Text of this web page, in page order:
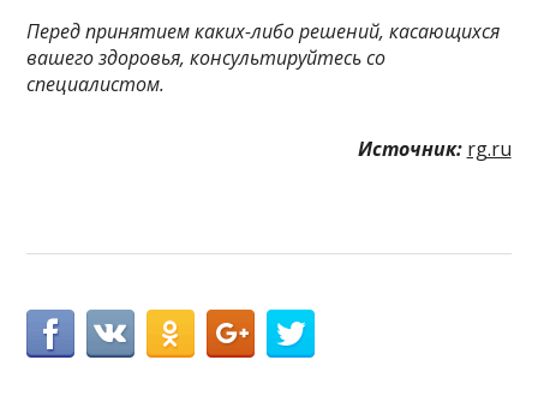
Перед принятием каких-либо решений, касающихся
вашего здоровья, консультируйтесь со
специалистом.
Источник: rg.ru